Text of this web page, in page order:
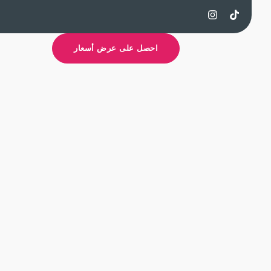
احصل على عرض أسعار